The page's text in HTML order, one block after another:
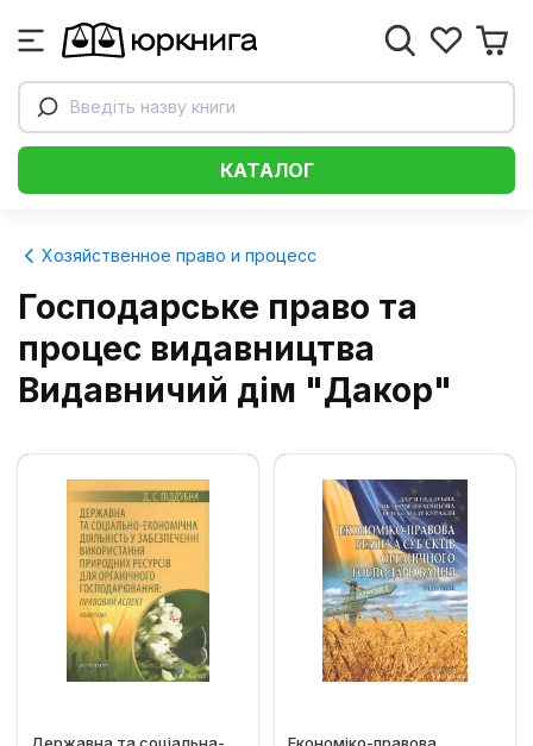
Введіть назву книги
КАТАЛОГ
Хозяйственное право и процесс
Господарське право та
процес видавництва
Видавничий дім "Дакор"